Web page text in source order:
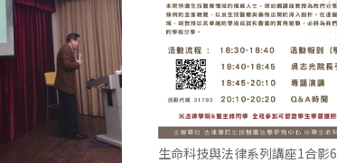
生命科技與法律系列講座1合影6